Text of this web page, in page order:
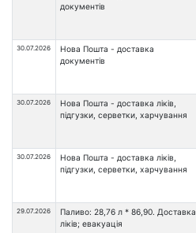
документів
30.07.2026
Нова Пошта - доставка
документів
30.07.2026
Нова Пошта - доставка ліків,
підгузки, серветки, харчування
30.07.2026
Нова Пошта - доставка ліків,
підгузки, серветки, харчування
29.07.2026
Паливо: 28,76 л * 86,90. Доставка
ліків; евакуація